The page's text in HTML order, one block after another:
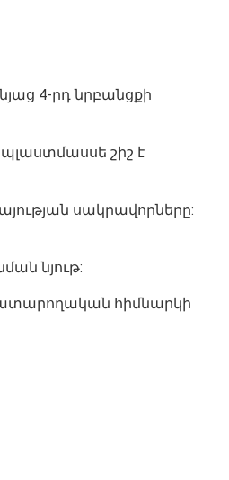
4-րդ նրբանցքի
շիշ է
սակրավորները:
նյութ:
հիմնարկի